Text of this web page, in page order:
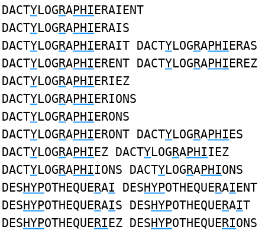
DACTYLOGRAPHIERAIENT
DACTYLOGRAPHIERAIS
DACTYLOGRAPHIERAIT DACTYLOGRAPHIERAS
DACTYLOGRAPHIERENT DACTYLOGRAPHIEREZ
DACTYLOGRAPHIERIEZ
DACTYLOGRAPHIERIONS
DACTYLOGRAPHIERONS
DACTYLOGRAPHIERONT DACTYLOGRAPHIES
DACTYLOGRAPHIEZ DACTYLOGRAPHIIEZ
DACTYLOGRAPHIIONS DACTYLOGRAPHIONS
DESHYPOTHEQUERAI DESHYPOTHEQUERAIENT
DESHYPOTHEQUERAIS DESHYPOTHEQUERAIT
DESHYPOTHEQUERIEZ DESHYPOTHEQUERIONS